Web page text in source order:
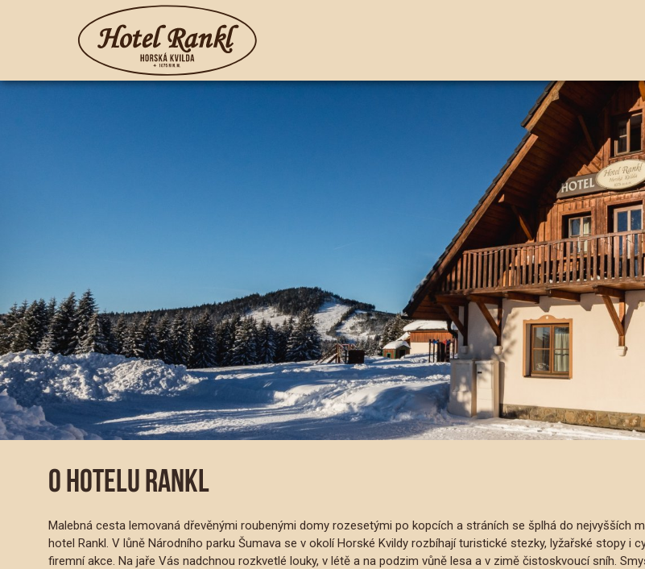
O HOTELU RANKL
Malebná cesta lemovaná dřevěnými roubenými domy rozesetými po kopcích a stráních se šplhá do nejvyšších
hotel Rankl. V lůně Národního parku Šumava se v okolí Horské Kvildy rozbíhají turistické stezky, lyžařské stopy
firemní akce. Na jaře Vás nadchnou rozkvetlé louky, v létě a na podzim vůně lesa a v zimě čistoskvoucí sníh.